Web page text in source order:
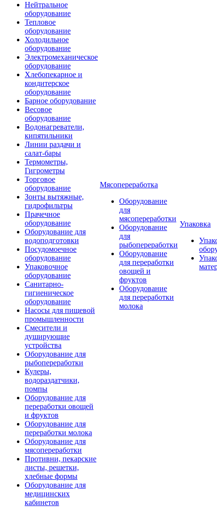
Нейтральное
оборудование
Тепловое
оборудование
Холодильное
оборудование
Электромеханическое
оборудование
Хлебопекарное и
кондитерское
оборудование
Барное оборудование
Весовое
оборудование
Водонагреватели,
кипятильники
Линии раздачи и
салат-бары
Термометры,
Гигрометры
Торговое
оборудование
Зонты вытяжные,
гидрофильтры
Прачечное
оборудование
Оборудование для
водоподготовки
Посудомоечное
оборудование
Упаковочное
оборудование
Санитарно-
гигиеническое
оборудование
Насосы для пищевой
промышленности
Смесители и
душирующие
устройства
Оборудование для
рыбопереработки
Кулеры,
водораздатчики,
помпы
Оборудование для
переработки овощей
и фруктов
Оборудование для
переработки молока
Оборудование для
мясопереработки
Противни, пекарские
листы, решетки,
хлебные формы
Оборудование для
медицинских
кабинетов
Мясопереработка
Оборудование
для
мясопереработки
Оборудование
для
рыбопереработки
Оборудование
для переработки
овощей и
фруктов
Оборудование
для переработки
молока
Упаковка